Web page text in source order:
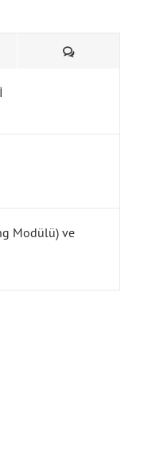
Yorum
Modülü) ve